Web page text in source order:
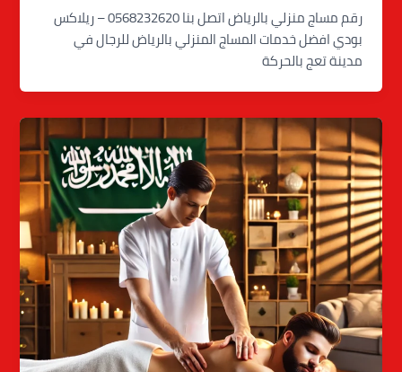
رقم مساج منزلي بالرياض اتصل بنا 0568232620 – ريلاكس
بودي افضل خدمات المساج المنزلي بالرياض للرجال في
مدينة تعج بالحركة